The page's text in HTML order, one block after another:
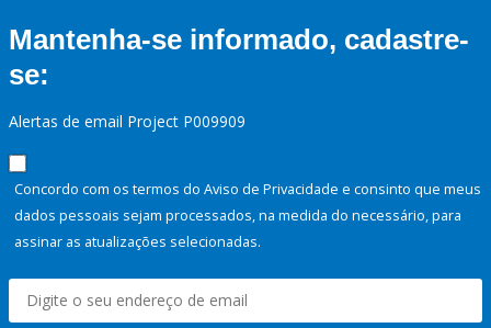
Mantenha-se informado, cadastre-
se:
Alertas de email Project P009909
Concordo com os termos do Aviso de Privacidade e consinto que meus
dados pessoais sejam processados, na medida do necessário, para
assinar as atualizações selecionadas.